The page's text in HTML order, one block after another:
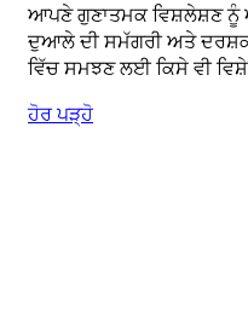
ਆਪਣੇ ਗੁਣਾਤਮਕ ਵਿਸ਼ਲੇਸ਼ਣ
ਦੁਆਲੇ ਦੀ ਸਮੱਗਰੀ ਅਤੇ
ਵਿੱਚ ਸਮਝਣ ਲਈ ਕਿਸੇ ਵੀ
ਹੋਰ ਪੜ੍ਹੋ